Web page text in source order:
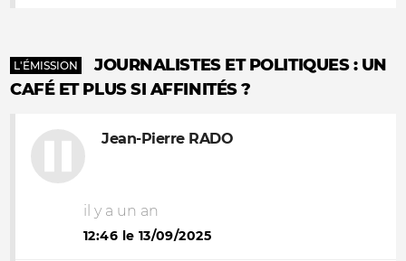
L'ÉMISSION
JOURNALISTES ET POLITIQUES : UN
CAFÉ ET PLUS SI AFFINITÉS ?
Jean-Pierre RADO
il y a un an
12:46 le 13/09/2025